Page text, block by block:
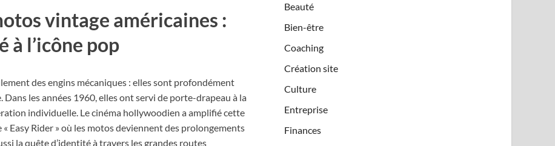
vintage américaines :
à l’icône pop
des engins mécaniques : elles sont profondément
les années 1960, elles ont servi de porte-drapeau à la
individuelle. Le cinéma hollywoodien a amplifié cette
Easy Rider » où les motos deviennent des prolongements
la quête d’identité à travers les grandes routes
Beauté
Bien-être
Coaching
Création site
Culture
Entreprise
Finances